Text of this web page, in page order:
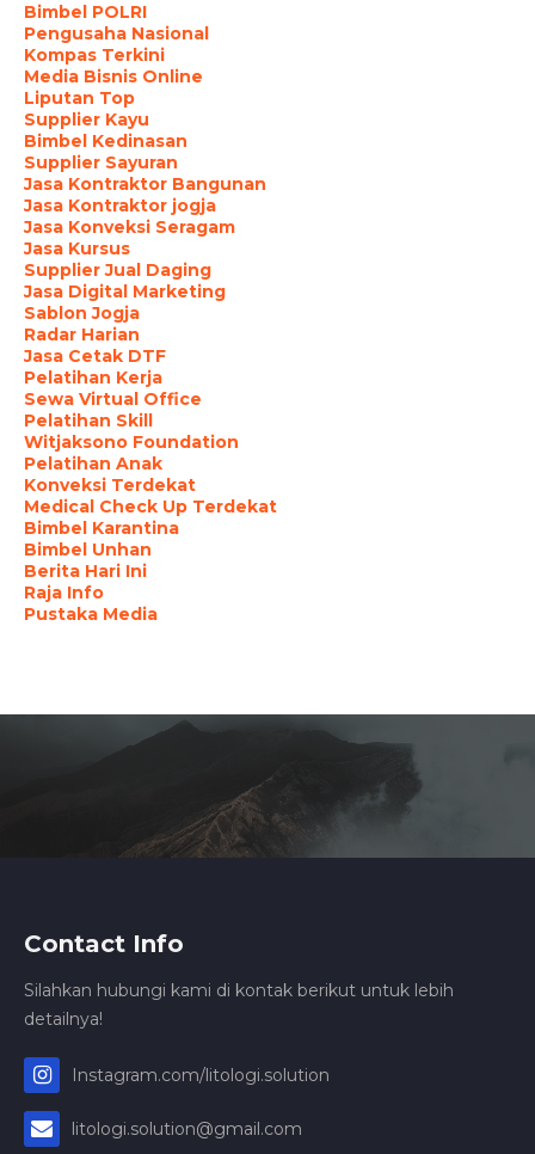
Bimbel POLRI
Pengusaha Nasional
Kompas Terkini
Media Bisnis Online
Liputan Top
Supplier Kayu
Bimbel Kedinasan
Supplier Sayuran
Jasa Kontraktor Bangunan
Jasa Kontraktor jogja
Jasa Konveksi Seragam
Jasa Kursus
Supplier Jual Daging
Jasa Digital Marketing
Sablon Jogja
Radar Harian
Jasa Cetak DTF
Pelatihan Kerja
Sewa Virtual Office
Pelatihan Skill
Witjaksono Foundation
Pelatihan Anak
Konveksi Terdekat
Medical Check Up Terdekat
Bimbel Karantina
Bimbel Unhan
Berita Hari Ini
Raja Info
Pustaka Media
Contact Info
Silahkan hubungi kami di kontak berikut untuk lebih
detailnya!
Instagram.com/litologi.solution
litologi.solution@gmail.com